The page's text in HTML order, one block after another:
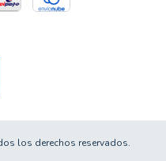
los derechos reservados.